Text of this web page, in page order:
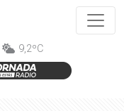
9,2ºC